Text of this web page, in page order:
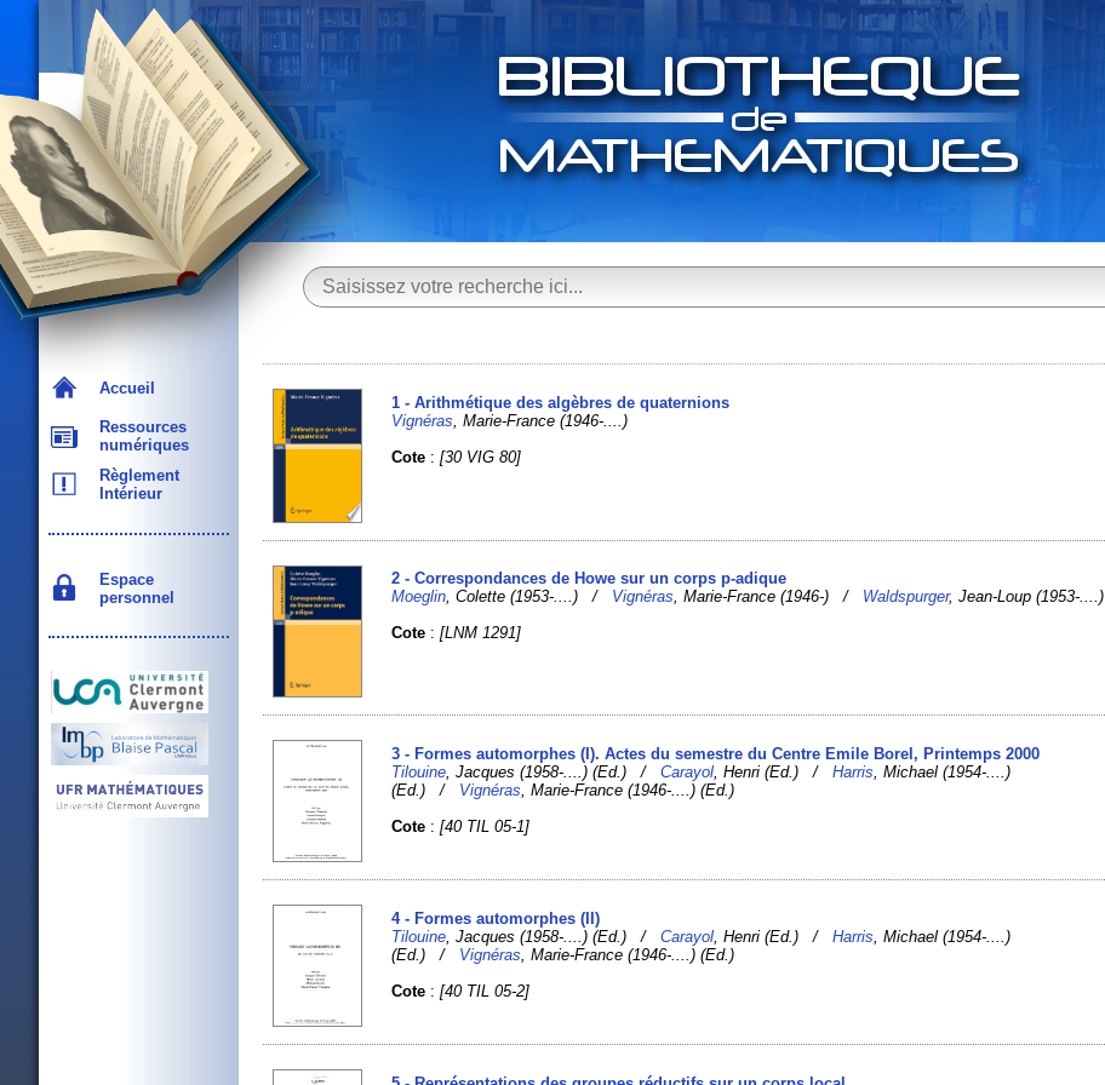
Accueil
Ressources
numériques
Règlement
Intérieur
Espace
personnel
1 - Arithmétique des algèbres de quaternions
Vignéras , Marie-France (1946-....)
Cote :[30 VIG 80]
2 - Correspondances de Howe sur un corps p-adique
Moeglin, Colette (1953-....) / Vignéras, Marie-France (1946-) / Waldspurger, Jean-Loup (1953-....)
Cote :[LNM 1291]
3 - Formes automorphes (I). Actes du semestre du Centre Emile Borel, Printemps 2000
Tilouine , Jacques (1958-....) (Ed.) /Carayol , Henri (Ed.) /Harris , Michael (1954-....)
(Ed.) / Vignéras , Marie-France (1946-....) (Ed.)
Cote :[40 TIL 05-1]
4 - Formes automorphes (II)
Tilouine , Jacques (1958-....) (Ed.) /Carayol , Henri (Ed.) /Harris , Michael (1954-....)
(Ed.) / Vignéras , Marie-France (1946-....) (Ed.)
Cote :[40 TIL 05-2]